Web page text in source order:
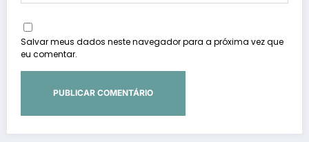
Salvar meus dados neste navegador para a próxima vez que
eu comentar.